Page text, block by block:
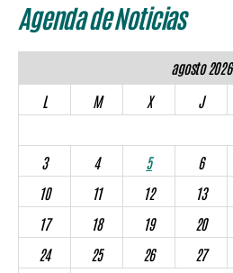
Agenda de Noticias
agosto 2026
L
M X J
3
4 5 6
10
11 12 13
17
18 19 20
24
25 26 27